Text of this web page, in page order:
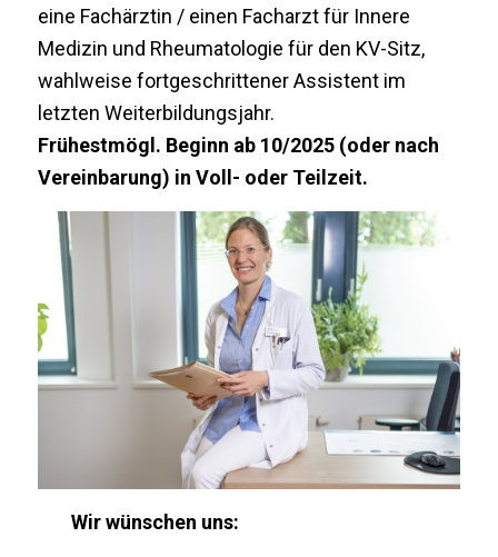
eine Fachärztin / einen Facharzt für Innere
Medizin und Rheumatologie für den KV-Sitz,
wahlweise fortgeschrittener Assistent im
letzten Weiterbildungsjahr.
Frühestmögl. Beginn ab 10/2025 (oder nach
Vereinbarung) in Voll- oder Teilzeit.
Wir wünschen uns: